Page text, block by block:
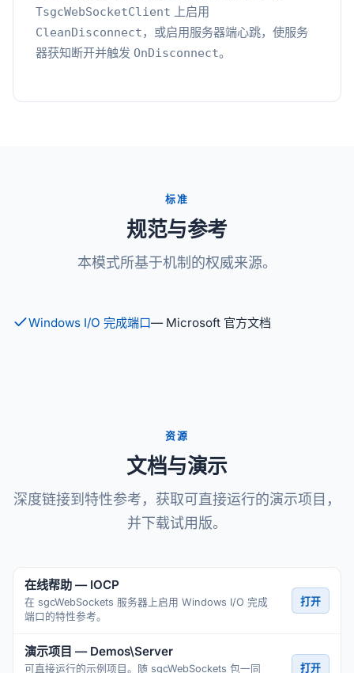
TsgcWebSocketClient 上启用
CleanDisconnect，或启用服务器端心跳，使服务
器获知断开并触发 OnDisconnect。
标准
规范与参考
本模式所基于机制的权威来源。
Windows I/O 完成端口— Microsoft 官方文档
资源
文档与演示
深度链接到特性参考，获取可直接运行的演示项目，
并下载试用版。
在线帮助 — IOCP
在 sgcWebSockets 服务器上启用 Windows I/O 完成
端口的特性参考。
打开
演示项目 — Demos\Server
可直接运行的示例项目。随 sgcWebSockets 包一同
打开